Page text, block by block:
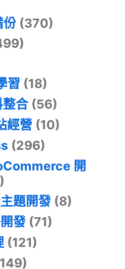
份 (370)
習 (18)
合(56)
經營 (10)
(296)
開
題開發(8)
發(71)
(121)